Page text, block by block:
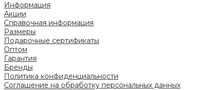
Информация
Акции
Справочная информация
Размеры
Подарочные сертификаты
Оптом
Гарантия
Бренды
Политика конфиденциальности
Соглашение на обработку персональных данных